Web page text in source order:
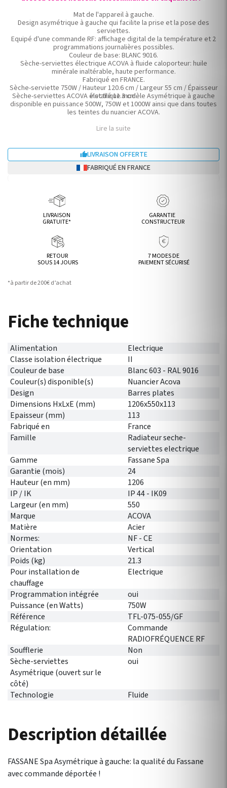
Mat de l'appareil à gauche.
Design asymétrique à gauche qui facilite la prise et la pose des
serviettes.
Equipé d'une commande RF: affichage digital de la température et 2
programmations journalières possibles.
Couleur de base: BLANC 9016.
Sèche-serviettes électrique ACOVA à fluide caloporteur: huile
minérale inaltérable, haute performance.
Fabriqué en FRANCE.
Sèche-serviette 750W / Hauteur 120.6 cm / Largeur 55 cm / Épaisseur
installé 11.3 cm.
Sèche-serviettes ACOVA électrique modèle Asymétrique à gauche
disponible en puissance 500W, 750W et 1000W ainsi que dans toutes
les teintes du nuancier ACOVA.
Lire la suite
LIVRAISON OFFERTE
FABRIQUÉ EN FRANCE
LIVRAISON
GRATUITE*
GARANTIE
CONSTRUCTEUR
RETOUR
SOUS 14 JOURS
7 MODES DE
PAIEMENT SÉCURISÉ
*à partir de 200€ d’achat
Fiche technique
Alimentation
Electrique
Classe isolation électrique
II
Couleur de base
Blanc 603 - RAL 9016
Couleur(s) disponible(s)
Nuancier Acova
Design
Barres plates
Dimensions HxLxE (mm)
1206x550x113
Epaisseur (mm)
113
Fabriqué en
France
Famille
Radiateur seche-
serviettes electrique
Gamme
Fassane Spa
Garantie (mois)
24
Hauteur (en mm)
1206
IP / IK
IP 44 - IK09
Largeur (en mm)
550
Marque
ACOVA
Matière
Acier
Normes:
NF - CE
Orientation
Vertical
Poids (kg)
21.3
Pour installation de
chauffage
Electrique
Programmation intégrée
oui
Puissance (en Watts)
750W
Référence
TFL-075-055/GF
Régulation:
Commande
RADIOFRÉQUENCE RF
Soufflerie
Non
Sèche-serviettes
Asymétrique (ouvert sur le
côté)
oui
Technologie Fluide
Description détaillée
FASSANE Spa Asymétrique à gauche: la qualité du Fassane
avec commande déportée !